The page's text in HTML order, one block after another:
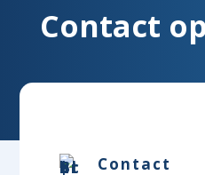
Contact
Contact